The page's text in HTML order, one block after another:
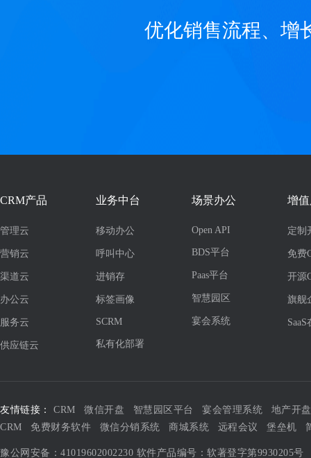
优化销售流程、增
CRM产品
管理云
营销云
渠道云
办公云
服务云
供应链云
业务中台
移动办公
呼叫中心
进销存
标签画像
SCRM
私有化部署
场景办公
Open API
BDS平台
Paas平台
智慧园区
宴会系统
增
定制
免费
开源
旗舰
友情链接： CRM 微信开盘 智慧园区平台 宴会管理系统
地产开
CRM
免费财务软件 微信分销系统 商城系统 远程会议 堡垒机
豫公网安备：41019602002230 软件产品编号：软著登字第9930205号